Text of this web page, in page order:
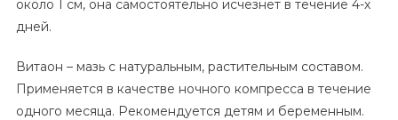
около 1 см, она самостоятельно исчезнет в течение 4-х
дней.
Витаон – мазь с натуральным, растительным составом.
Применяется в качестве ночного компресса в течение
одного месяца. Рекомендуется детям и беременным.